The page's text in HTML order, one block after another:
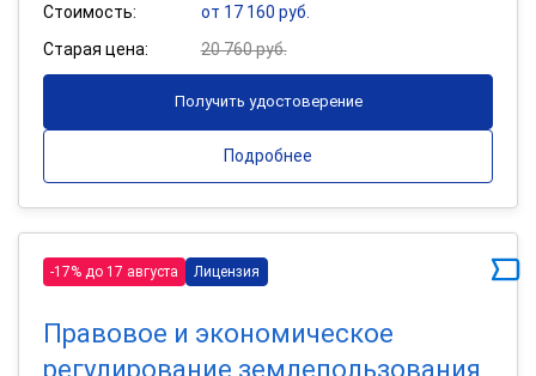
Стоимость:
от 17 160 руб.
Старая цена:
20 760 руб.
Получить удостоверение
Подробнее
-17% до 17 августа Лицензия
Правовое и экономическое
регулирование землепользования